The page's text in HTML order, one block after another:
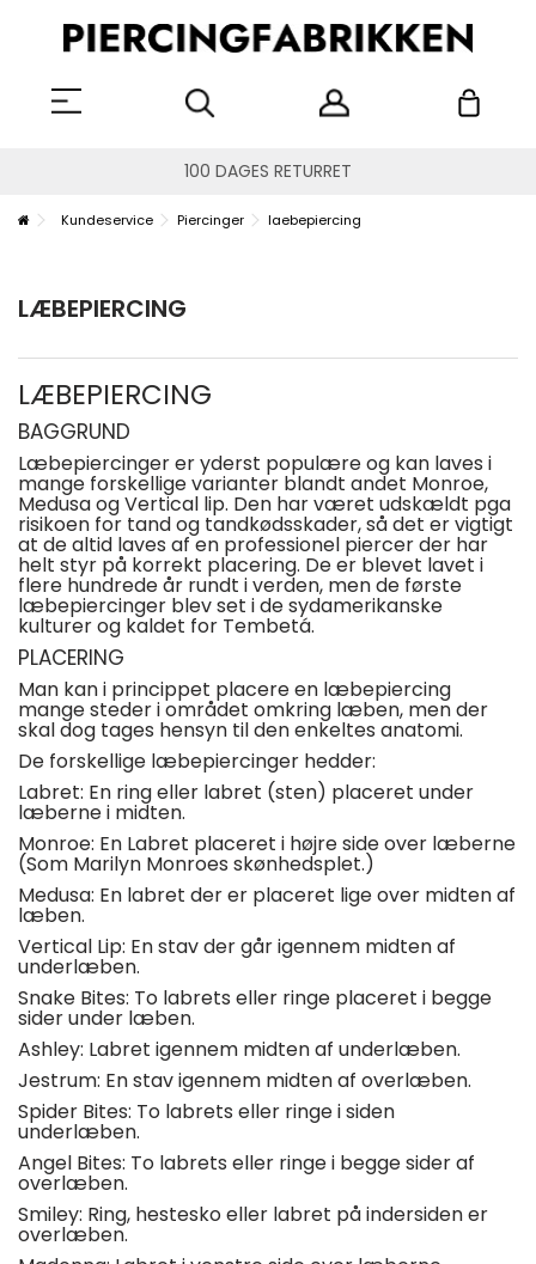
100 DAGES RETURRET
Kundeservice Piercinger laebepiercing
LÆBEPIERCING
LÆBEPIERCING
BAGGRUND
Læbepiercinger er yderst populære og kan laves i
mange forskellige varianter blandt andet Monroe,
Medusa og Vertical lip. Den har været udskældt pga
risikoen for tand og tandkødsskader, så det er vigtigt
at de altid laves af en professionel piercer der har
helt styr på korrekt placering. De er blevet lavet i
flere hundrede år rundt i verden, men de første
læbepiercinger blev set i de sydamerikanske
kulturer og kaldet for Tembetá.
PLACERING
Man kan i princippet placere en læbepiercing
mange steder i området omkring læben, men der
skal dog tages hensyn til den enkeltes anatomi.
De forskellige læbepiercinger hedder:
Labret: En ring eller labret (sten) placeret under
læberne i midten.
Monroe: En Labret placeret i højre side over læberne
(Som Marilyn Monroes skønhedsplet.)
Medusa: En labret der er placeret lige over midten af
læben.
Vertical Lip: En stav der går igennem midten af
underlæben.
Snake Bites: To labrets eller ringe placeret i begge
sider under læben.
Ashley: Labret igennem midten af underlæben.
Jestrum: En stav igennem midten af overlæben.
Spider Bites: To labrets eller ringe i siden
underlæben.
Angel Bites: To labrets eller ringe i begge sider af
overlæben.
Smiley: Ring, hestesko eller labret på indersiden er
overlæben.